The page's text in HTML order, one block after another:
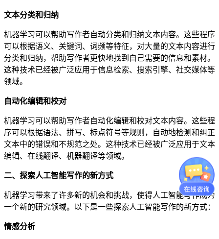
文本分类和归纳
机器学习可以帮助写作者自动分类和归纳文本内容。这些程序
可以根据语义、关键词、词频等特征，对大量的文本内容进行
分类和归纳，帮助写作者更快地找到自己需要的信息和素材。
这种技术已经被广泛应用于信息检索、搜索引擎、社交媒体等
领域。
自动化编辑和校对
机器学习可以帮助写作者自动化编辑和校对文本内容。这些程
序可以根据语法、拼写、标点符号等规则，自动地检测和纠正
文本中的错误和不规范之处。这种技术已经被广泛应用于文本
编辑、在线翻译、机器翻译等领域。
二、探索人工智能写作的新方式
机器学习带来了许多新的机会和挑战，使得人工智能写作成为
一个新的研究领域。以下是一些探索人工智能写作的新方式：
情感分析